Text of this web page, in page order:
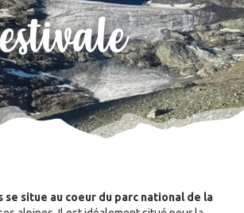
se situe au coeur du parc national de la